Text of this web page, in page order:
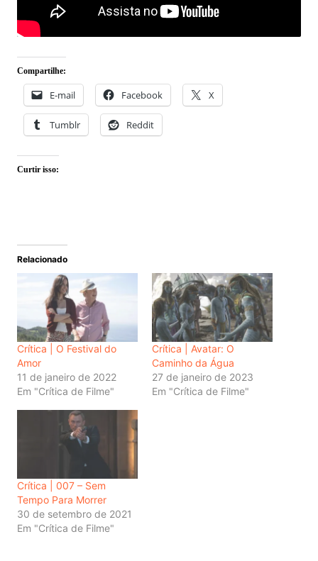
Compartilhe:
E-mail Facebook X
Tumblr Reddit
Curtir isso:
Relacionado
Crítica | O Festival do
Amor
11 de janeiro de 2022
Em "Crítica de Filme"
Crítica | Avatar: O
Caminho da Água
27 de janeiro de 2023
Em "Crítica de Filme"
Crítica | 007 – Sem
Tempo Para Morrer
30 de setembro de 2021
Em "Crítica de Filme"